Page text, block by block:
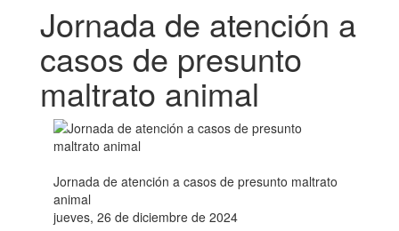
Jornada de atención a
casos de presunto
maltrato animal
Jornada de atención a casos de presunto maltrato
animal
jueves, 26 de diciembre de 2024